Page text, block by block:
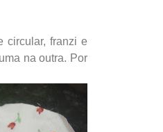
circular, franzi e
na outra. Por